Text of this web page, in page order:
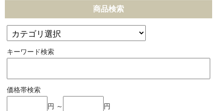
商品検索
キーワード検索
価格帯検索
円 ～ 円